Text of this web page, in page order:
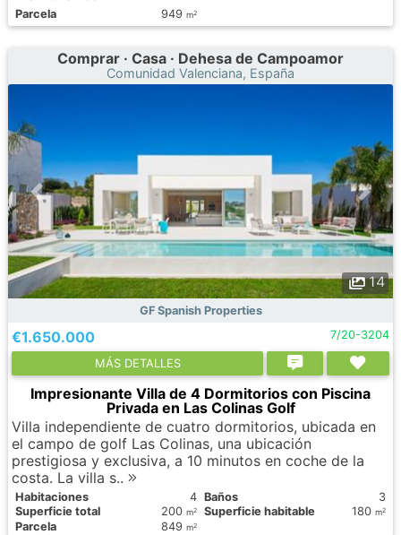
Parcela 949 m2
Comprar · Casa · Dehesa de Campoamor
Comunidad Valenciana, España
14
GF Spanish Properties
€1.650.000 7/20-3204
МÁS DETALLES
Impresionante Villa de 4 Dormitorios con Piscina
Privada en Las Colinas Golf
Villa independiente de cuatro dormitorios, ubicada en
el campo de golf Las Colinas, una ubicación
prestigiosa y exclusiva, a 10 minutos en coche de la
costa. La villa s..
Habitaciones 4 Baños
3
Superficie total
200 m2 Superficie habitable 180 m2
Parcela 849 m2